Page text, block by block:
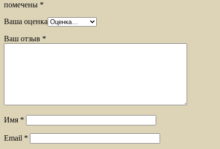
помечены *
Ваша оценка
Ваш отзыв *
Имя *
Email *